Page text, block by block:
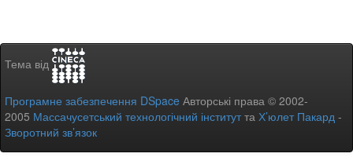
Тема від
Програмне забезпечення DSpace Авторські права © 2002-
2005 Массачусетський технологічний інститутта Х’юлет Пакард -
Зворотний зв’язок